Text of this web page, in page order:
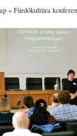
»Fürdőkultúra